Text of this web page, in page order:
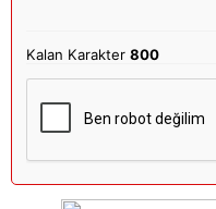
Kalan Karakter800